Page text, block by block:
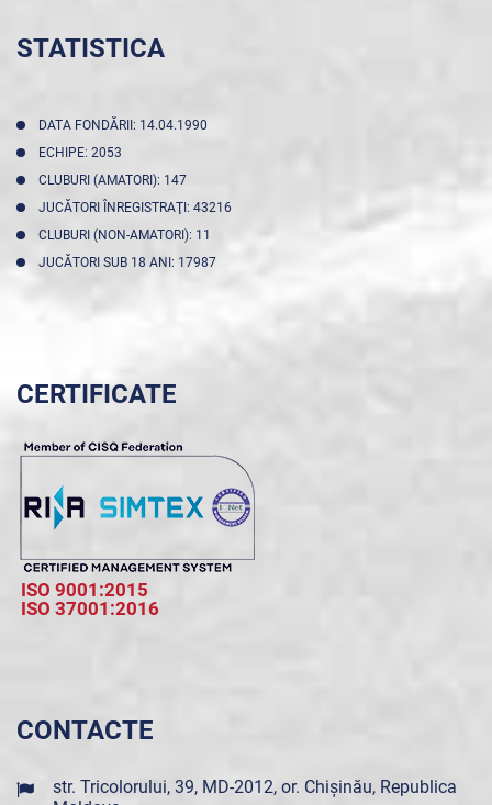
STATISTICA
DATA FONDĂRII: 14.04.1990
ECHIPE: 2053
CLUBURI (AMATORI): 147
JUCĂTORI ÎNREGISTRAŢI: 43216
CLUBURI (NON-AMATORI): 11
JUCĂTORI SUB 18 ANI: 17987
CERTIFICATE
ISO 9001:2015
ISO 37001:2016
CONTACTE
str. Tricolorului, 39, MD-2012, or. Chișinău, Republica